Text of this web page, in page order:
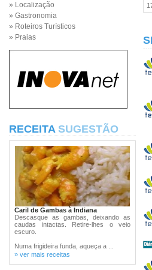
» Localização
» Gastronomia
» Roteiros Turísticos
» Praias
RECEITA SUGESTÃO
Caril de Gambas à Indiana
Descasque as gambas, deixando as
caudas intactas. Retire-lhes o veio
escuro.
Numa frigideira funda, aqueça a ...
» ver mais receitas